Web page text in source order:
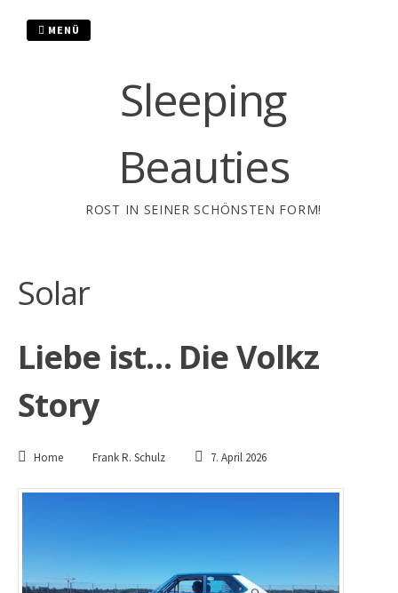
Sleeping
Beauties
ROST IN SEINER SCHÖNSTEN FORM!
MENÜ
Solar
Liebe ist… Die Volkz
Story
Home Frank R. Schulz 7. April 2026